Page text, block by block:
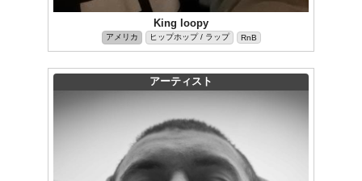
King loopy
アメリカ ヒップホップ / ラップ RnB
アーティスト